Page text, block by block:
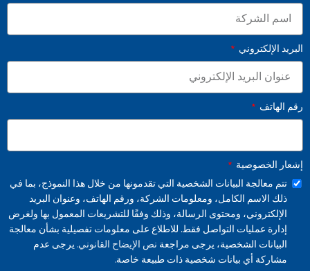
البريد الإلكتروني
رقم الهاتف
إشعار الخصوصية
تتم معالجة البيانات الشخصية التي تقدمونها من خلال هذا النموذج، بما في
ذلك الاسم الكامل، ومعلومات الشركة، ورقم الهاتف، وعنوان البريد
الإلكتروني، ومحتوى الرسالة، وذلك وفقًا للتشريعات المعمول بها ولغرض
إدارة عمليات التواصل فقط. للاطلاع على معلومات تفصيلية بشأن معالجة
البيانات الشخصية، يرجى مراجعة نص الإيضاح القانوني.يرجى عدم
مشاركة أي بيانات شخصية ذات طبيعة خاصة.